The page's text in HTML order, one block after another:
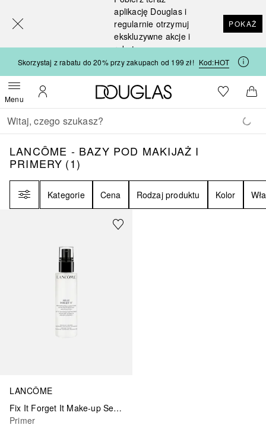
aplikację Douglas i
regularnie otrzymuj
ekskluzywne akcje i
rabaty
POKAŻ
Skorzystaj z rabatu do 20% przy zakupach od 199 zł! Kod:HOT
MenuOtwórz menuMoje konto
Strona główna Douglas
Do listyDo
Wracać
Wykonaj wyszukiwanie
LANCÔME - BAZY POD MAKIJAŻ I
LANCÔME - BAZY POD MAKIJAŻ I
PRIMERY (1)
Kategorie Cena Rodzaj produktu Kolor
LANCÔME
Fix It Forget It Make-up Setting Mist
Primer
[navigation.slideout.screenreader]